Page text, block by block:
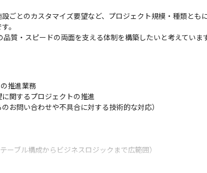
ごとのカスタマイズ要望など、プロジェクト規模・種類とも
。
質・スピードの両面を支える体制を構築したいと考えています
推進業務
関するプロジェクトの推進
お問い合わせや不具合に対する技術的な対応）
ブル構成からビジネスロジックまで広範囲）